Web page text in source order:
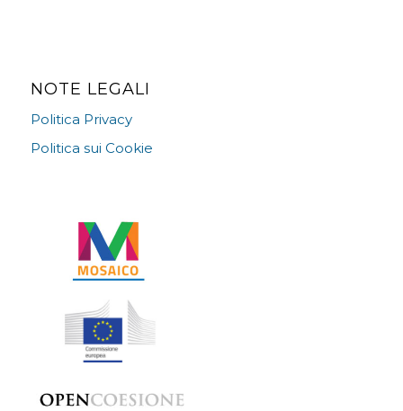
NOTE LEGALI
Politica Privacy
Politica sui Cookie